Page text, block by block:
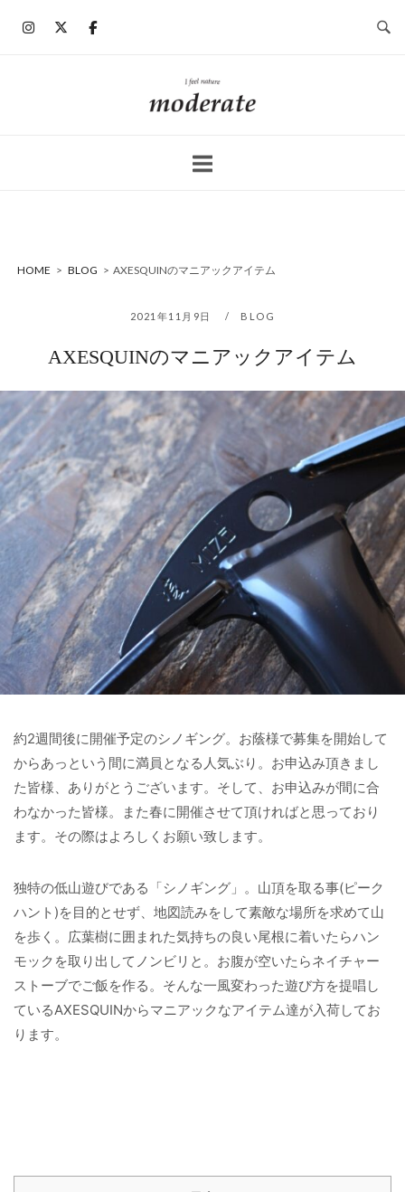
ホ
ー
HOME > BLOG > AXESQUINのマニアックアイテム
2021年11月9日 BLOG
AXESQUINのマニアックアイテム
約2週間後に開催予定のシノギング。お蔭様で募集を開始して
からあっという間に満員となる人気ぶり。お申込み頂きまし
た皆様、ありがとうございます。そして、お申込みが間に合
わなかった皆様。また春に開催させて頂ければと思っており
ます。その際はよろしくお願い致します。
独特の低山遊びである「シノギング」。山頂を取る事(ピーク
ハント)を目的とせず、地図読みをして素敵な場所を求めて山
を歩く。広葉樹に囲まれた気持ちの良い尾根に着いたらハン
モックを取り出してノンビリと。お腹が空いたらネイチャー
ストーブでご飯を作る。そんな一風変わった遊び方を提唱し
ているAXESQUINからマニアックなアイテム達が入荷してお
ります。